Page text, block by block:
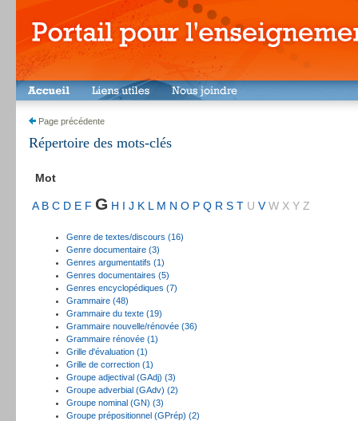
Page précédente
Répertoire des mots-clés
Mot
A B C D E F G H I J K L M N O P Q R S T U V W X Y Z
Genre de textes/discours (16)
Genre documentaire (3)
Genres argumentatifs (1)
Genres documentaires (5)
Genres encyclopédiques (7)
Grammaire (48)
Grammaire du texte (19)
Grammaire nouvelle/rénovée (36)
Grammaire rénovée (1)
Grille d'évaluation (1)
Grille de correction (1)
Groupe adjectival (GAdj) (3)
Groupe adverbial (GAdv) (2)
Groupe nominal (GN) (3)
Groupe prépositionnel (GPrép) (2)